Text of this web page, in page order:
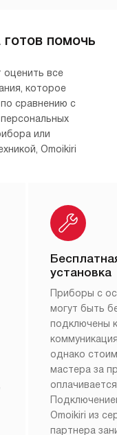
готов помочь
оценить все
которое
сравнению с
или
Omoikiri
установка
Приборы с
могут быть
подключены
однако
мастера за
Omoikiri из
партнера